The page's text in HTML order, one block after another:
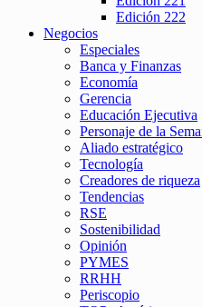
Edición 222
Negocios
Especiales
Banca y Finanzas
Economía
Gerencia
Educación Ejecutiva
Personaje de la
Aliado estratégico
Tecnología
Creadores de riqueza
Tendencias
RSE
Sostenibilidad
Opinión
PYMES
RRHH
Periscopio